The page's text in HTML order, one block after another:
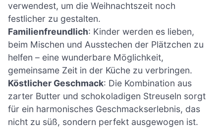
verwendest, um die Weihnachtszeit noch
festlicher zu gestalten.
Familienfreundlich: Kinder werden es lieben,
beim Mischen und Ausstechen der Plätzchen zu
helfen – eine wunderbare Möglichkeit,
gemeinsame Zeit in der Küche zu verbringen.
Köstlicher Geschmack: Die Kombination aus
zarter Butter und schokoladigen Streuseln sorgt
für ein harmonisches Geschmackserlebnis, das
nicht zu süß, sondern perfekt ausgewogen ist.